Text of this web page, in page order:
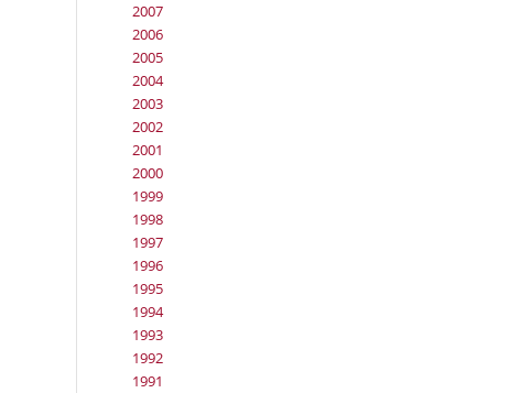
2007
2006
2005
2004
2003
2002
2001
2000
1999
1998
1997
1996
1995
1994
1993
1992
1991